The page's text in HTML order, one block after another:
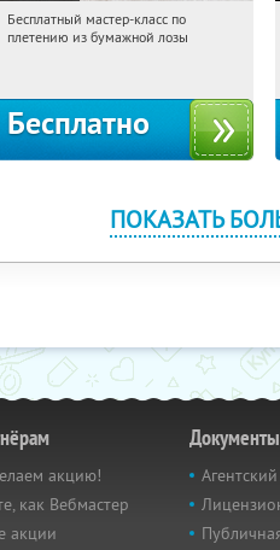
18:46:57 Получили:
Бесплатный мастер-класс по
плетению из бумажной лозы
Бесплатно
ПОКАЗАТЬ
акцию!
как Вебмастер
акции
Документы